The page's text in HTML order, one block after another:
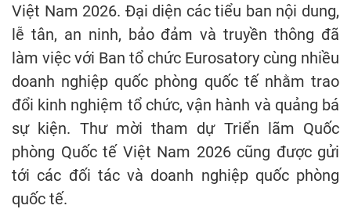
Việt Nam 2026. Đại diện các tiểu ban nội dung,
lễ tân, an ninh, bảo đảm và truyền thông đã
làm việc với Ban tổ chức Eurosatory cùng nhiều
doanh nghiệp quốc phòng quốc tế nhằm trao
đổi kinh nghiệm tổ chức, vận hành và quảng bá
sự kiện. Thư mời tham dự Triển lãm Quốc
phòng Quốc tế Việt Nam 2026 cũng được gửi
tới các đối tác và doanh nghiệp quốc phòng
quốc tế.